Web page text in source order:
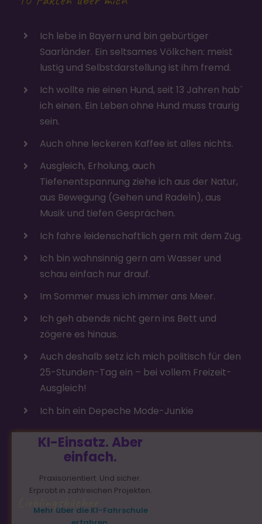
Ich lebe in Bayern und bin gebürtiger
Saarländer. Ein seltsames Völkchen: meist
lustig und Selbstdarstellung ist ihm fremd.
Ich wollte nie einen Hund, seit 13 Jahren hab´
ich einen. Ein Leben ohne Hund muss traurig
sein.
Auch ohne leckeren Kaffee ist alles nichts.
Ausgleich, Erholung, auch
Tiefenentspannung ziehe ich aus der Natur,
aus Bewegung (Gehen und Radeln), aus
Musik und tiefen Gesprächen.
Ich fahre leidenschaftlich gern mit dem Zug.
Ich bin wahnsinnig gern am Wasser und
schau einfach nur drauf.
Im Sommer muss ich immer ans Meer.
Ich geh abends nicht gern ins Bett und
zögere es hinaus.
Auch deshalb setz ich mich politisch für den
25-Stunden-Tag ein – bei vollem Freizeit-
Ausgleich!
Ich bin ein Depeche Mode-Junkie
Lieblingsbücher
KI-Einsatz. Aber
einfach.
Praxisorientiert. Und sicher.
Erprobt in zahlreichen Projekten.
Mehr über die KI-Fahrschule